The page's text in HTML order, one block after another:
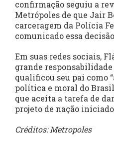
confirmação seguiu a
Metrópoles de que Jair
carceragem da Polícia
comunicado essa
Em suas redes sociais,
grande responsabilidade
qualificou seu pai como
política e moral do
que aceita a tarefa de
projeto de nação
Créditos: Metropoles